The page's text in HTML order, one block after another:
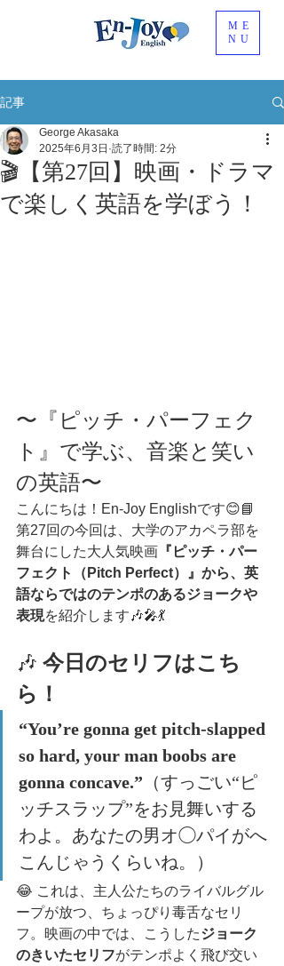
ME
NU
記事
🎬【第27回】映画・ドラマ
で楽しく英語を学ぼう！
George Akasaka
2025年6月3日 読了時間: 2分
〜『ピッチ・パーフェク
ト』で学ぶ、音楽と笑い
の英語〜
こんにちは！En-Joy Englishです😊📘
第27回の今回は、大学のアカペラ部を
舞台にした大人気映画 『ピッチ・パー
フェクト（Pitch Perfect）』から、英
語ならではのテンポのあるジョークや
表現を紹介します🎶🎤💃
🎶 今日のセリフはこち
ら！
“You’re gonna get pitch-slapped
so hard, your man boobs are
gonna concave.” （すっごい“ピ
ッチスラップ”をお見舞いする
わよ。あなたの男オ◯パイがへ
こんじゃうくらいね。）
😂 これは、主人公たちのライバルグル
ープが放つ、ちょっぴり毒舌なセリ
フ。映画の中では、こうしたジョーク
のきいたセリフがテンポよく飛び交い